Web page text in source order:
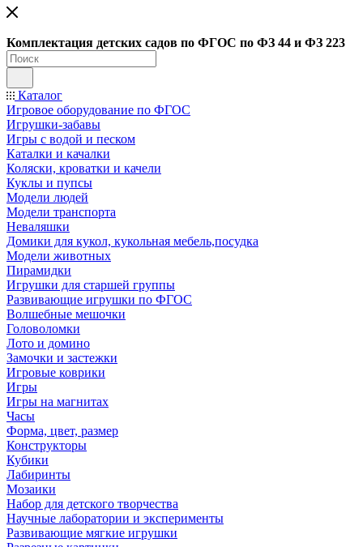
Комплектация детских садов по ФГОC по ФЗ 44 и ФЗ 223
Каталог
Игровое оборудование по ФГОС
Игрушки-забавы
Игры с водой и песком
Каталки и качалки
Коляски, кроватки и качели
Куклы и пупсы
Модели людей
Модели транспорта
Неваляшки
Домики для кукол, кукольная мебель,посудка
Модели животных
Пирамидки
Игрушки для старшей группы
Развивающие игрушки по ФГОС
Волшебные мешочки
Головоломки
Лото и домино
Замочки и застежки
Игровые коврики
Игры
Игры на магнитах
Часы
Форма, цвет, размер
Конструкторы
Кубики
Лабиринты
Мозаики
Набор для детского творчества
Научные лаборатории и эксперименты
Развивающие мягкие игрушки